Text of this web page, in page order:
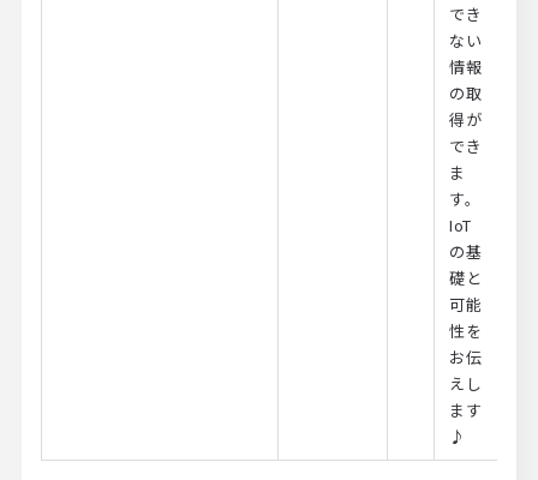
でき
ない
情報
の取
得が
でき
ま
す。
IoT
の基
礎と
可能
性を
お伝
えし
ます
♪